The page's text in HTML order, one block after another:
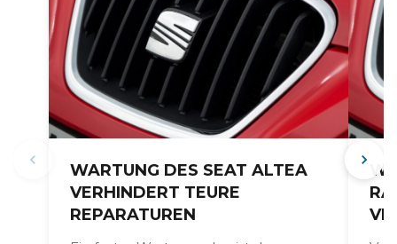
WARTUNG DES SEAT ALTEA
VERHINDERT TEURE
REPARATUREN